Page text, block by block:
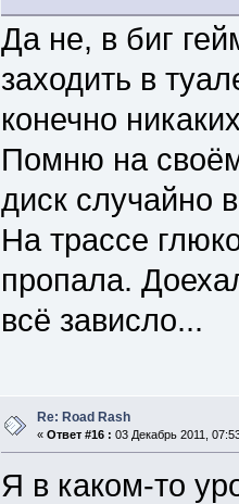
Да не, в биг
заходить в
конечно
Помню на
диск случайно
На трассе
пропала.
всё зависло...
Re: Road Rash
« Ответ #16 : 03 Декабрь 2011,
Я в каком-то